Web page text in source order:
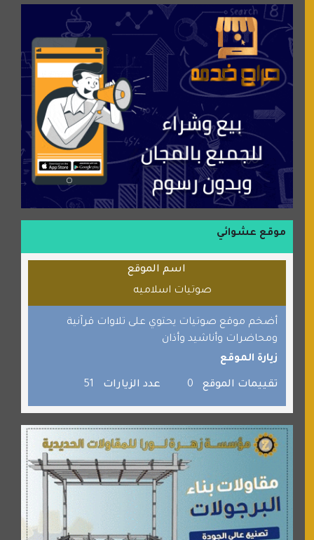
موقع سيارات عربية
عالم كوكي
سورة قران
شركة إعمار الرياض للخدمات المنزلية
شبكة رأيي
موسوعة نور الرحمن
منتدى جيوش الهكرز
بلو باص
موقع حراج خدمة
الطبي
قراننا
القران للجميع
برامج كمبيوتر
جائزة دبي الدولية للقران الكريم
صفنة دوت كوم
الألسن لخدمات الترجمة المعتمدة
موقع عشوائي
اسم الموقع
صوتيات اسلاميه
أضخم موقع صوتيات يحتوي على تلاوات قرآنية
ومحاضرات وأناشيد وأذان
زيارة الموقع
تقييمات الموقع 0 عدد الزيارات 51